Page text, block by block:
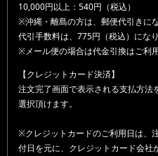
10,000円以上：540円（税込）
※沖縄・離島の方は、郵便代引きに
代引手数料は、775円（税込）になり
※メール便の場合は代金引換はご利
【クレジットカード決済】
注文完了画面で表示される支払方
選択頂けます。
※クレジットカードのご利用日は、
付日を元に、クレジットカード会社